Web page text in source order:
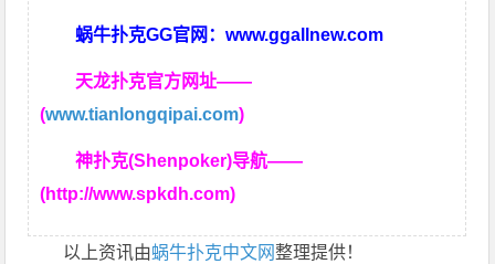
蜗牛扑克GG官网：www.ggallnew.com
天龙扑克官方网址——
(www.tianlongqipai.com)
神扑克(Shenpoker)导航——
(http://www.spkdh.com)
以上资讯由蜗牛扑克中文网整理提供！